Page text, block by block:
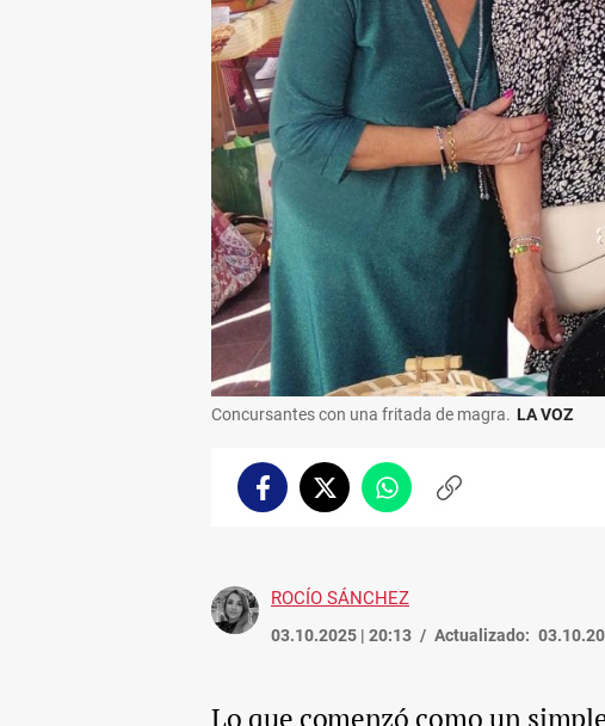
Concursantes con una fritada de magra. LA VOZ
FacebookTwitterWhatsappCopiar
ROCÍO SÁNCHEZ
03.10.2025 | 20:13 Actualizado:
Lo que comenzó como un